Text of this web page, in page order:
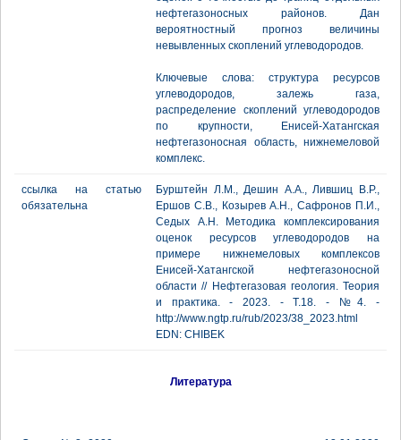
нефтегазоносных районов. Дан
вероятностный прогноз величины
невывленных скоплений углеводородов.
Ключевые слова: структура ресурсов
углеводородов, залежь газа,
распределение скоплений углеводородов
по крупности, Енисей-Хатангская
нефтегазоносная область, нижнемеловой
комплекс.
ссылка на статью
обязательна
Бурштейн Л.М., Дешин А.А., Лившиц В.Р.,
Ершов С.В., Козырев А.Н., Сафронов П.И.,
Седых А.Н. Методика комплексирования
оценок ресурсов углеводородов на
примере нижнемеловых комплексов
Енисей-Хатангской нефтегазоносной
области // Нефтегазовая геология. Теория
и практика. - 2023. - Т.18. - №4. -
http://www.ngtp.ru/rub/2023/38_2023.html
EDN: CHIBEK
Литература